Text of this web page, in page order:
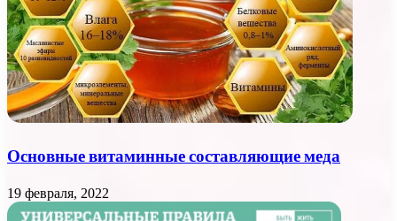
Основные витаминные составляющие меда
19 февраля, 2022